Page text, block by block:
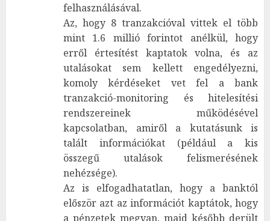
felhasználásával.
Az, hogy 8 tranzakcióval vittek el több
mint 1.6 millió forintot anélkül, hogy
erről értesítést kaptatok volna, és az
utalásokat sem kellett engedélyezni,
komoly kérdéseket vet fel a bank
tranzakció-monitoring és hitelesítési
rendszereinek működésével
kapcsolatban, amiről a kutatásunk is
talált információkat (például a kis
összegű utalások felismerésének
nehézsége).
Az is elfogadhatatlan, hogy a banktól
először azt az információt kaptátok, hogy
a pénzetek megvan, majd később derült